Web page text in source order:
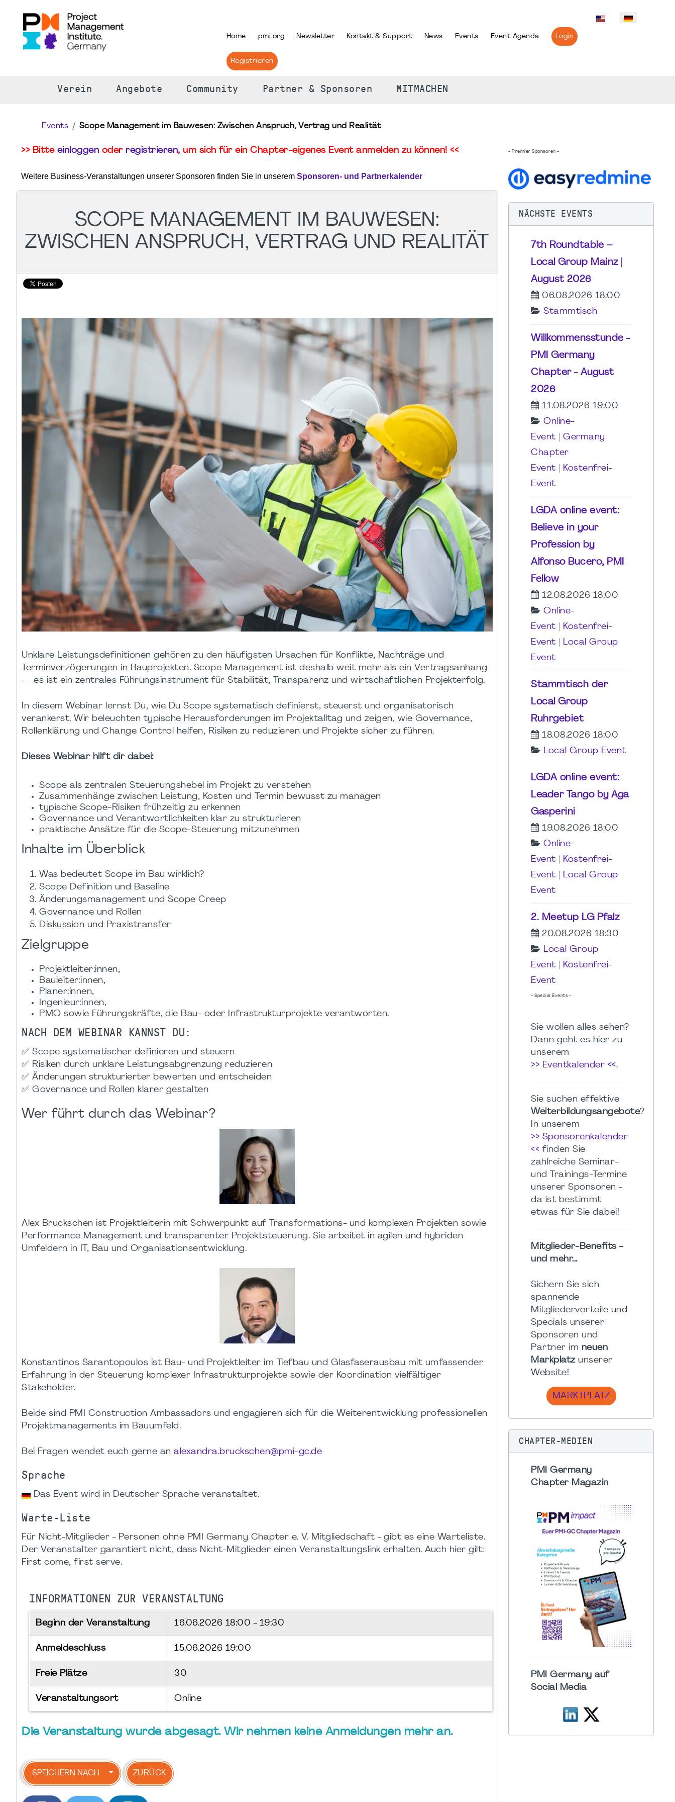
Home pmi.org Newsletter Kontakt & Support News Events Event Agenda Login
Registrieren
Verein Angebote Community Partner & Sponsoren MITMACHEN
Events Scope Management im Bauwesen: Zwischen Anspruch, Vertrag und Realität
>> Bitte einloggen oder registrieren, um sich für ein Chapter-eigenes Event anmelden zu können! <<
Weitere Business-Veranstaltungen unserer Sponsoren finden Sie in unserem Sponsoren- und Partnerkalender
SCOPE MANAGEMENT IM BAUWESEN:
ZWISCHEN ANSPRUCH, VERTRAG UND REALITÄT
Unklare Leistungsdefinitionen gehören zu den häufigsten Ursachen für Konflikte, Nachträge und
Terminverzögerungen in Bauprojekten. Scope Management ist deshalb weit mehr als ein Vertragsanhang
— es ist ein zentrales Führungsinstrument für Stabilität, Transparenz und wirtschaftlichen Projekterfolg.
In diesem Webinar lernst Du, wie Du Scope systematisch definierst, steuerst und organisatorisch
verankerst. Wir beleuchten typische Herausforderungen im Projektalltag und zeigen, wie Governance,
Rollenklärung und Change Control helfen, Risiken zu reduzieren und Projekte sicher zu führen.
Dieses Webinar hilft dir dabei:
Scope als zentralen Steuerungshebel im Projekt zu verstehen
Zusammenhänge zwischen Leistung, Kosten und Termin bewusst zu managen
typische Scope-Risiken frühzeitig zu erkennen
Governance und Verantwortlichkeiten klar zu strukturieren
praktische Ansätze für die Scope-Steuerung mitzunehmen
Inhalte im Überblick
Was bedeutet Scope im Bau wirklich?
Scope Definition und Baseline
Änderungsmanagement und Scope Creep
Governance und Rollen
Diskussion und Praxistransfer
Zielgruppe
Projektleiter:innen,
Bauleiter:innen,
Planer:innen,
Ingenieur:innen,
PMO sowie Führungskräfte, die Bau- oder Infrastrukturprojekte verantworten.
NACH DEM WEBINAR KANNST DU:
✅ Scope systematischer definieren und steuern
✅ Risiken durch unklare Leistungsabgrenzung reduzieren
✅ Änderungen strukturierter bewerten und entscheiden
✅ Governance und Rollen klarer gestalten
Wer führt durch das Webinar?
Alex Bruckschen ist Projektleiterin mit Schwerpunkt auf Transformations- und komplexen Projekten sowie
Performance Management und transparenter Projektsteuerung. Sie arbeitet in agilen und hybriden
Umfeldern in IT, Bau und Organisationsentwicklung.
Konstantinos Sarantopoulos ist Bau- und Projektleiter im Tiefbau und Glasfaserausbau mit umfassender
Erfahrung in der Steuerung komplexer Infrastrukturprojekte sowie der Koordination vielfältiger
Stakeholder.
Beide sind PMI Construction Ambassadors und engagieren sich für die Weiterentwicklung professionellen
Projektmanagements im Bauumfeld.
Bei Fragen wendet euch gerne an alexandra.bruckschen@pmi-gc.de
Sprache
Das Event wird in Deutscher Sprache veranstaltet.
Warte-Liste
Für Nicht-Mitglieder - Personen ohne PMI Germany Chapter e. V. Mitgliedschaft - gibt es eine Warteliste.
Der Veranstalter garantiert nicht, dass Nicht-Mitglieder einen Veranstaltungslink erhalten. Auch hier gilt:
First come, first serve.
INFORMATIONEN ZUR VERANSTALTUNG
Beginn der Veranstaltung 16.06.2026 18:00 - 19:30
Anmeldeschluss 15.06.2026 19:00
Freie Plätze 30
Veranstaltungsort Online
Die Veranstaltung wurde abgesagt. Wir nehmen keine Anmeldungen mehr an.
SPEICHERN NACH ZURÜCK
- Premier Sponsoren -
NÄCHSTE EVENTS
7th Roundtable –
Local Group Mainz |
August 2026
06.08.2026 18:00
Stammtisch
Willkommensstunde -
PMI Germany
Chapter - August
2026
11.08.2026 19:00
Online-
Event
Germany
Chapter
Event
Kostenfrei-
Event
LGDA online event:
Believe in your
Profession by
Alfonso Bucero, PMI
Fellow
12.08.2026 18:00
Online-
Event
Kostenfrei-
Event
Local Group
Event
Stammtisch der
Local Group
Ruhrgebiet
18.08.2026 18:00
Local Group Event
LGDA online event:
Leader Tango by Aga
Gasperini
19.08.2026 18:00
Online-
Event
Kostenfrei-
Event
Local Group
Event
2. Meetup LG Pfalz
20.08.2026 18:30
Local Group
Event
Kostenfrei-
Event
- Special Events -
Sie wollen alles sehen?
Dann geht es hier zu
unserem
>> Eventkalender <<.
Sie suchen effektive
Weiterbildungsangebote?
In unserem
>> Sponsorenkalender
<< finden Sie
zahlreiche Seminar-
und Trainings-Termine
unserer Sponsoren -
da ist bestimmt
etwas für Sie dabei!
Mitglieder-Benefits -
und mehr...
Sichern Sie sich
spannende
Mitgliedervorteile und
Specials unserer
Sponsoren und
Partner im neuen
Markplatzunserer
Website!
MARKTPLATZ
CHAPTER-MEDIEN
PMI Germany
Chapter Magazin
PMI Germany auf
Social Media